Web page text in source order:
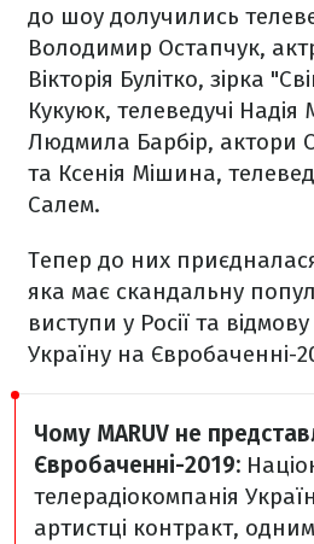
до шоу долучились
Володимир Остапчук,
Вікторія Булітко, зірка
Кукуюк, телеведучі Надія
Людмила Барбір, актори
та Ксенія Мішина,
Салем.
Тепер до них
яка має скандальну
виступи у Росії та
Україну на Євробаченні-
Чому MARUV не
Євробаченні-2019:
телерадіокомпанія
артистці контракт, одним